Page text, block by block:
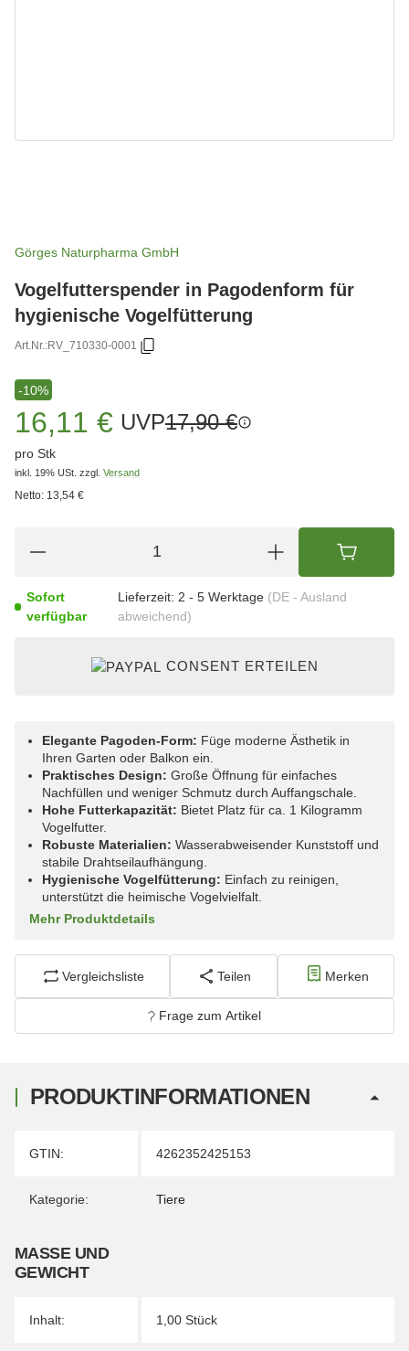
Görges Naturpharma GmbH
Vogelfutterspender in Pagodenform für
hygienische Vogelfütterung
Art.Nr.:RV_710330-0001
-10%
16,11 € UVP17,90 €
pro Stk
inkl. 19% USt. zzgl. Versand
Netto: 13,54 €
Sofort
verfügbar
Lieferzeit: 2 - 5 Werktage (DE - Ausland
abweichend)
CONSENT ERTEILEN
Elegante Pagoden-Form: Füge moderne Ästhetik in
Ihren Garten oder Balkon ein.
Praktisches Design: Große Öffnung für einfaches
Nachfüllen und weniger Schmutz durch Auffangschale.
Hohe Futterkapazität: Bietet Platz für ca. 1 Kilogramm
Vogelfutter.
Robuste Materialien: Wasserabweisender Kunststoff und
stabile Drahtseilaufhängung.
Hygienische Vogelfütterung: Einfach zu reinigen,
unterstützt die heimische Vogelvielfalt.
Mehr Produktdetails
Vergleichsliste Teilen Merken
Frage zum Artikel
PRODUKTINFORMATIONEN
Produkteigenschaft
Wert
GTIN: 4262352425153
Kategorie: Tiere
MASSE UND G
EWICHT
Inhalt: 1,00 Stück